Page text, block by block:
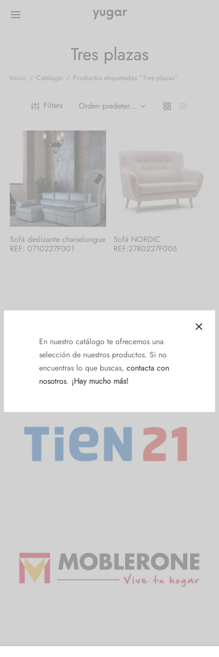
En nuestro catálogo te ofrecemos una
selección de nuestros productos. Si no
encuentras lo que buscas, contacta con
nosotros. ¡Hay mucho más!
Tres plazas
Inicio / Catálogo / Productos etiquetados “Tres plazas”
Filters
Sofá deslizante chaiselongue
REF: 0710227F001
Sofá NORDIC
REF:2780227F006
Lunes a Viernes | Mon to Fri Sábado
10:00 a 13:30h | 17:30 a 20:30 10:00 a 13:30